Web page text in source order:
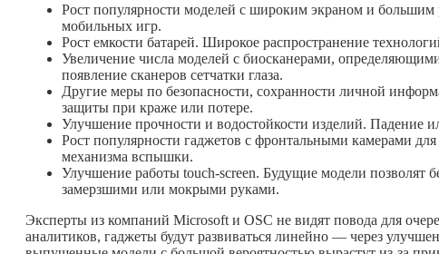
Рост популярности моделей с широким экраном и
мобильных игр.
Рост емкости батарей. Широкое распространение
Увеличение числа моделей с биосканерами,
появление сканеров сетчатки глаза.
Другие меры по безопасности, сохранности личной
защиты при краже или потере.
Улучшение прочности и водостойкости изделий. Падение
Рост популярности гаджетов с фронтальными камерами
механизма вспышки.
Улучшение работы touch-screen. Будущие модели позволят
замерзшими или мокрыми руками.
Эксперты из компаний Microsoft и OSC не видят повода для
аналитиков, гаджеты будут развиваться линейно — через